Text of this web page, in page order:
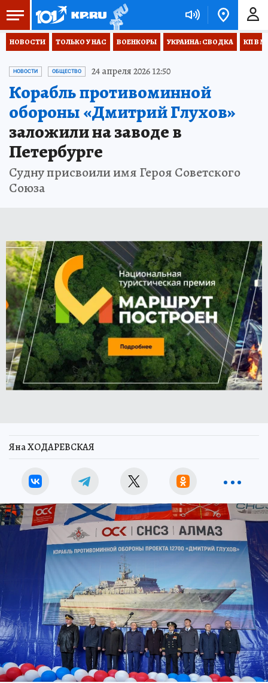
НОВОСТИ ТОЛЬКО У НАС ВОЕНКОРЫ УКРАИНА: СВОДКА КП В
НОВОСТИ ОБЩЕСТВО 24 апреля 2026 12:50
Корабль противоминной
обороны «Дмитрий Глухов»
заложили на заводе в
Петербурге
Судну присвоили имя Героя Советского
Союза
Яна ХОДАРЕВСКАЯ